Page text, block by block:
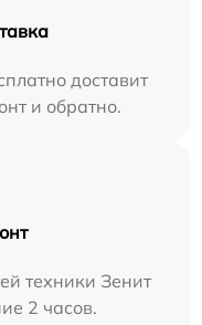
доставит
и обратно.
техники Зенит
2 часов.